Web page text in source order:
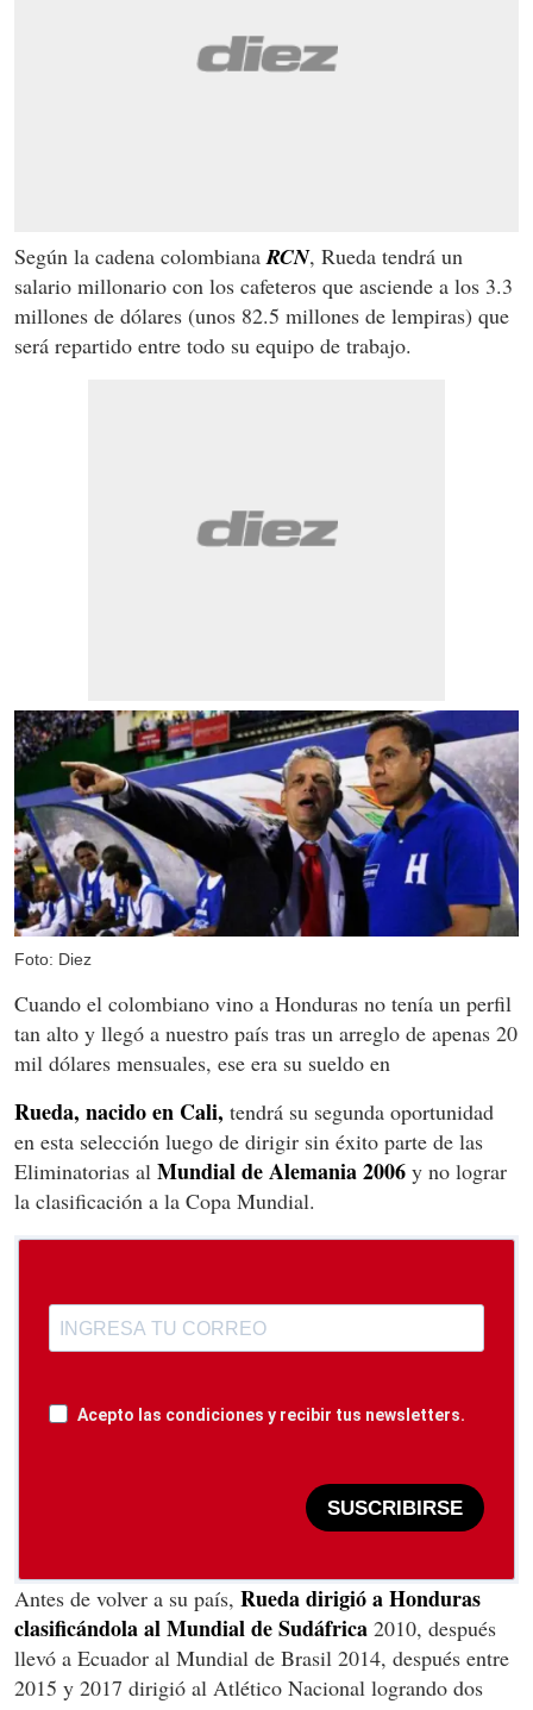
Según la cadena colombianaRCN, Rueda tendrá un
salario millonario con los cafeteros que asciende a los 3.3
millones de dólares (unos 82.5 millones de lempiras) que
será repartido entre todo su equipo de trabajo.
Foto: Diez
Cuando el colombiano vino a Honduras no tenía un perfil
tan alto y llegó a nuestro país tras un arreglo de apenas 20
mil dólares mensuales, ese era su sueldo en
Rueda, nacido en Cali, tendrá su segunda oportunidad
en esta selección luego de dirigir sin éxito parte de las
Eliminatorias al Mundial de Alemania 2006 y no lograr
la clasificación a la Copa Mundial.
Acepto las condiciones y recibir tus newsletters.
SUSCRIBIRSE
Antes de volver a su país, Rueda dirigió a Honduras
clasificándola al Mundial de Sudáfrica 2010, después
llevó a Ecuador al Mundial de Brasil 2014, después entre
2015 y 2017 dirigió al Atlético Nacional logrando dos